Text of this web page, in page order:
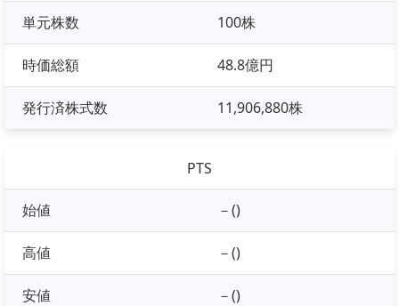
単元株数 100株
時価総額 48.8億円
発行済株式数 11,906,880株
PTS
始値 －()
高値 －()
安値 －()